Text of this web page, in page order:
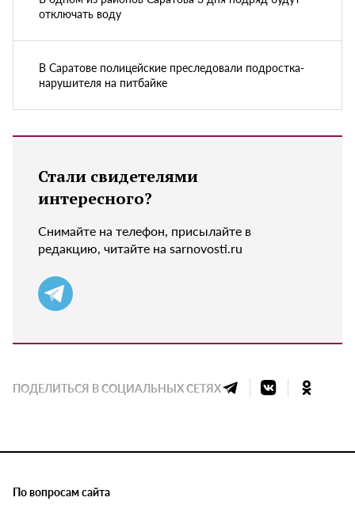
отключать воду
В Саратове полицейские преследовали подростка-
нарушителя на питбайке
Стали свидетелями
интересного?
Снимайте на телефон, присылайте в
редакцию, читайте на sarnovosti.ru
ПОДЕЛИТЬСЯ В СОЦИАЛЬНЫХ СЕТЯХ
По вопросам сайта